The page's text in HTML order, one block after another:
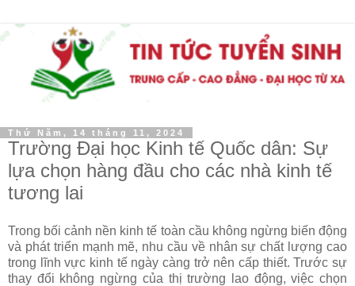
Thứ Năm, 14 tháng 11, 2024
Trường Đại học Kinh tế Quốc dân: Sự
lựa chọn hàng đầu cho các nhà kinh tế
tương lai
Trong bối cảnh nền kinh tế toàn cầu không ngừng biến động
và phát triển mạnh mẽ, nhu cầu về nhân sự chất lượng cao
trong lĩnh vực kinh tế ngày càng trở nên cấp thiết. Trước sự
thay đổi không ngừng của thị trường lao động, việc chọn